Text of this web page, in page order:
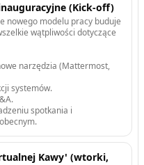
(Kick-off)
nowego modelu pracy buduje
wątpliwości dotyczące
narzędzia (Mattermost,
systemów.
spotkania i
Kawy' (wtorki,